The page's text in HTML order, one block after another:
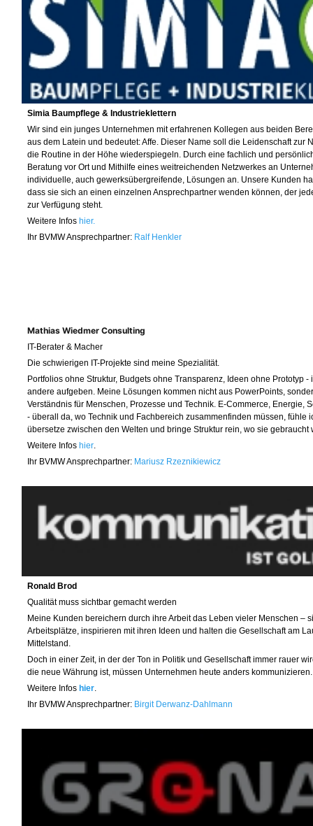
Simia Baumpflege & Industrieklettern
Wir sind ein junges Unternehmen mit erfahrenen Kollegen aus beiden
aus dem Latein und bedeutet: Affe. Dieser Name soll die Leidenschaft zur
die Routine in der Höhe wiederspiegeln. Durch eine fachlich und
Beratung vor Ort und Mithilfe eines weitreichenden Netzwerkes an
individuelle, auch gewerksübergreifende, Lösungen an. Unsere Kunden
dass sie sich an einen einzelnen Ansprechpartner wenden können, der
zur Verfügung steht.
Weitere Infos hier.
Ihr BVMW Ansprechpartner: Ralf Henkler
Mathias Wiedmer Consulting
IT-Berater & Macher
Die schwierigen IT-Projekte sind meine Spezialität.
Portfolios ohne Struktur, Budgets ohne Transparenz, Ideen ohne Prototyp
andere aufgeben. Meine Lösungen kommen nicht aus PowerPoints,
Verständnis für Menschen, Prozesse und Technik. E-Commerce, Energie,
- überall da, wo Technik und Fachbereich zusammenfinden müssen, fühle
übersetze zwischen den Welten und bringe Struktur rein, wo sie gebraucht
Weitere Infos hier.
Ihr BVMW Ansprechpartner: Mariusz Rzeznikiewicz
Ronald Brod
Qualität muss sichtbar gemacht werden
Meine Kunden bereichern durch ihre Arbeit das Leben vieler Menschen –
Arbeitsplätze, inspirieren mit ihren Ideen und halten die Gesellschaft am
Mittelstand.
Doch in einer Zeit, in der der Ton in Politik und Gesellschaft immer rauer
die neue Währung ist, müssen Unternehmen heute anders kommunizieren.
Weitere Infos hier.
Ihr BVMW Ansprechpartner: Birgit Derwanz-Dahlmann